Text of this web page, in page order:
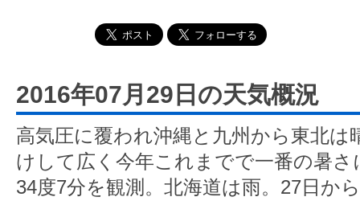
2016年07月29日の天気概況
高気圧に覆われ沖縄と九州から東北は
けして広く今年これまでで一番の暑
34度7分を観測。北海道は雨。27日か